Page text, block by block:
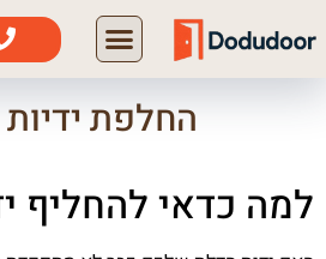
החלפת
למה כדאי להחליף